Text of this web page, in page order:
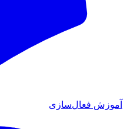
آموزش فعال‌سازی